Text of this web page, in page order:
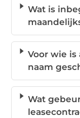
Wat is
Voor wie is
naam
Wat